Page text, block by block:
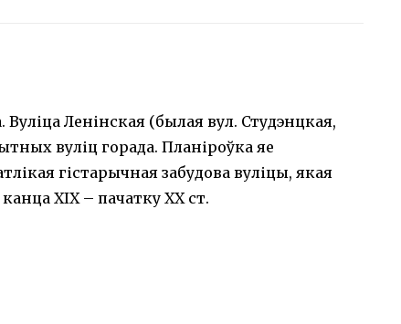
Ленінская (былая вул. Студэнцкая,
вуліц горада. Планіроўка яе
гістарычная забудова вуліцы, якая
ХІХ – пачатку ХХ ст.